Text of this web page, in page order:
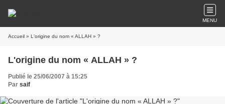
MENU
Accueil » L'origine du nom « ALLAH » ?
L'origine du nom « ALLAH » ?
Publié le 25/06/2007 à 15:25
Par saif